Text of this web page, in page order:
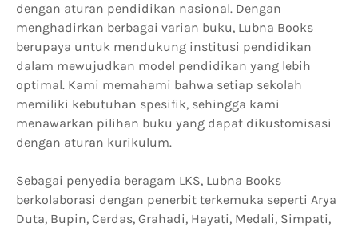
dengan aturan pendidikan nasional. Dengan
menghadirkan berbagai varian buku, Lubna Books
berupaya untuk mendukung institusi pendidikan
dalam mewujudkan model pendidikan yang lebih
optimal. Kami memahami bahwa setiap sekolah
memiliki kebutuhan spesifik, sehingga kami
menawarkan pilihan buku yang dapat dikustomisasi
dengan aturan kurikulum.
Sebagai penyedia beragam LKS, Lubna Books
berkolaborasi dengan penerbit terkemuka seperti Arya
Duta, Bupin, Cerdas, Grahadi, Hayati, Medali, Simpati,